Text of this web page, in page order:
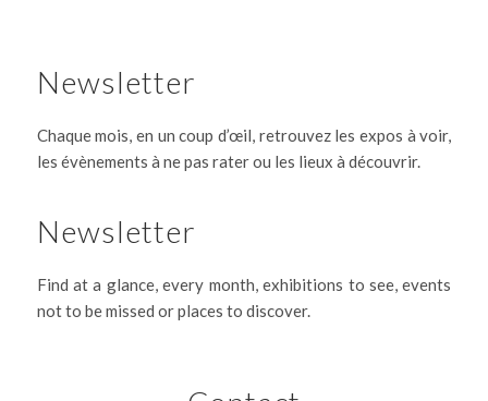
Newsletter
Chaque mois, en un coup d’œil, retrouvez les expos à voir,
les évènements à ne pas rater ou les lieux à découvrir.
Newsletter
Find at a glance, every month, exhibitions to see, events
not to be missed or places to discover.